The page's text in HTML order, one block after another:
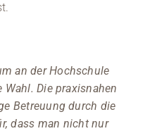
an der Hochschule
Die praxisnahen
Betreuung durch die
dass man nicht nur